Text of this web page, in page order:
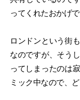
ってくれたおかげ
ロンドンという街
なのですが、そう
ってしまったのは
ミック中なので、